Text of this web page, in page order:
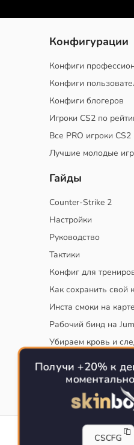
Конфигурации
Конфиги
Конфиги
Конфиги блогеров
Игроки CS2 по
Все PRO игроки CS2
Лучшие молодые
Гайды
Counter-Strike 2
Настройки
Руководство
Тактики
Конфиг для
Как сохранить свой
Инста смоки на
Рабочий бинд на
Убираем кровь и
Получи +20% к
CSCFG